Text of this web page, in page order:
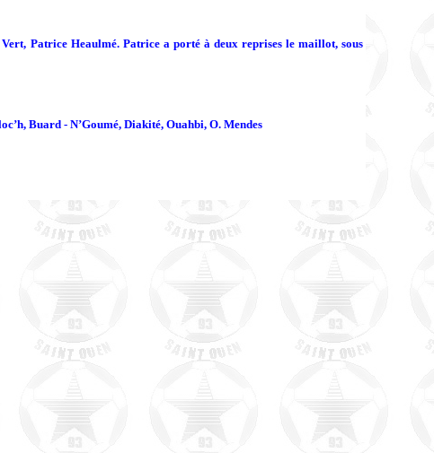
Patrice Heaulmé. Patrice a porté à deux reprises le maillot, sous
Buard - N’Goumé, Diakité, Ouahbi, O. Mendes